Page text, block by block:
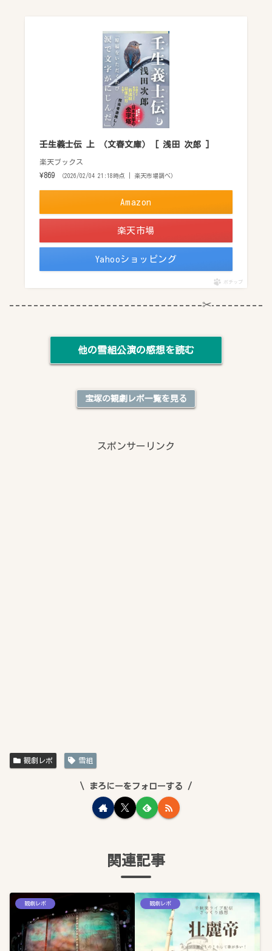
壬生義士伝 上 （文春文庫） [ 浅田 次郎 ]
楽天ブックス
¥869
（2026/02/04 21:18時点 | 楽天市場調べ）
Amazon
楽天市場
Yahooショッピング
ポチップ
他の雪組公演の感想を読む
宝塚の観劇レポ一覧を見る
スポンサーリンク
観劇レポ 雪組
まろにーをフォローする
関連記事
観劇レポ 観劇レポ